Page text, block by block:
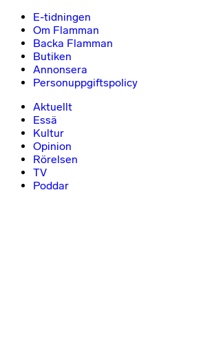
E-tidningen
Om Flamman
Backa Flamman
Butiken
Annonsera
Personuppgiftspolicy
Aktuellt
Essä
Kultur
Opinion
Rörelsen
TV
Poddar